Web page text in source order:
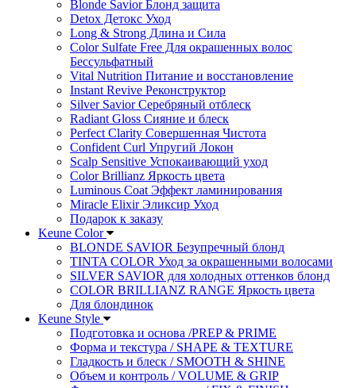
Blonde Savior Блонд защита
Detox Детокс Уход
Long & Strong Длина и Сила
Color Sulfate Free Для окрашенных волос
Бессульфатный
Vital Nutrition Питание и восстановление
Instant Revive Реконструктор
Silver Savior Серебряный отблеск
Radiant Gloss Сияние и блеск
Perfect Clarity Совершенная Чистота
Confident Curl Упругий Локон
Scalp Sensitive Успокаивающий уход
Color Brillianz Яркость цвета
Luminous Coat Эффект ламинирования
Miracle Elixir Эликсир Уход
Подарок к заказу
Keune Color
BLONDE SAVIOR Безупречный блонд
TINTA COLOR Уход за окрашенными волосами
SILVER SAVIOR для холодных оттенков блонд
COLOR BRILLIANZ RANGE Яркость цвета
Для блондинок
Keune Style
Подготовка и основа /PREP & PRIME
Форма и текстура / SHAPE & TEXTURE
Гладкость и блеск / SMOOTH & SHINE
Объем и контроль / VOLUME & GRIP